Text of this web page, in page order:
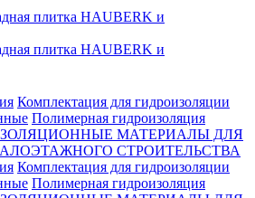
плитка HAUBERK и
плитка HAUBERK и
Комплектация для гидроизоляции
Полимерная гидроизоляция
МАТЕРИАЛЫ ДЛЯ
СТРОИТЕЛЬСТВА
Комплектация для гидроизоляции
Полимерная гидроизоляция